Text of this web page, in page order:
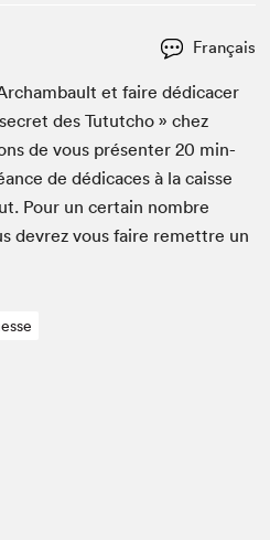
Français
et faire dédi­cac­er
des Tututcho » chez
de vous présen­ter20 min­
de dédi­caces à la caisse
Pour un cer­tain nom­bre
devrez vous faire remet­tre un